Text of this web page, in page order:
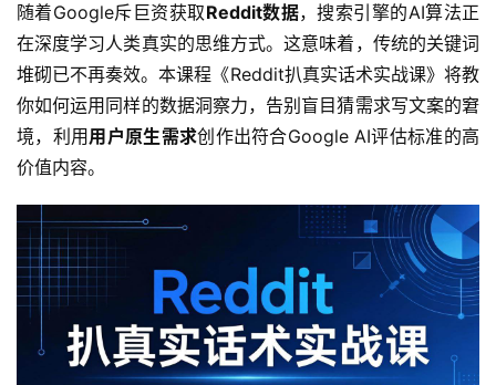
随着Google斥巨资获取Reddit数据，搜索引擎的AI算法正
在深度学习人类真实的思维方式。这意味着，传统的关键词
堆砌已不再奏效。本课程《Reddit扒真实话术实战课》将教
你如何运用同样的数据洞察力，告别盲目猜需求写文案的窘
境，利用 用户原生需求创作出符合Google AI评估标准的高
价值内容。